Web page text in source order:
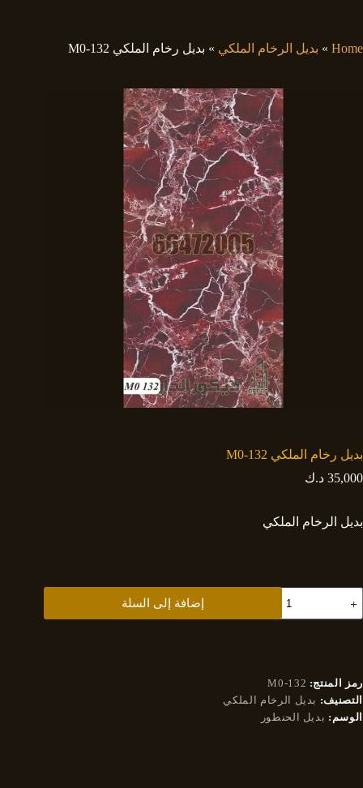
Home
» بديل الرخام الملكي » بديل رخام الملكي M0-132
بديل رخام الملكي M0-132
35,000 د.ك
بديل الرخام الملكي
بديل
رخام
إضافة إلى السلة
رمز المنتج: M0-132
التصنيف: بديل الرخام الملكي
الوسم: بديل الحنطور